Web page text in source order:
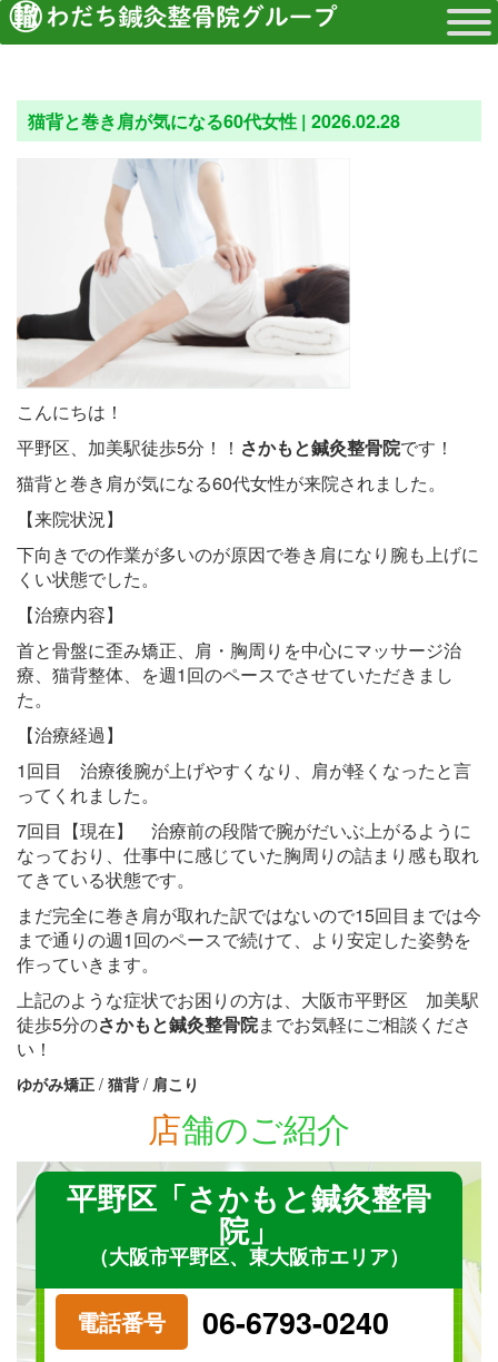
猫背と巻き肩が気になる60代女性 | 2026.02.28
こんにちは！
平野区、加美駅徒歩5分！！ さかもと鍼灸整骨院です！
猫背と巻き肩が気になる60代女性が来院されました。
【来院状況】
下向きでの作業が多いのが原因で巻き肩になり腕も上げに
くい状態でした。
【治療内容】
首と骨盤に歪み矯正、肩・胸周りを中心にマッサージ治
療、猫背整体、を週1回のペースでさせていただきまし
た。
【治療経過】
1回目 治療後腕が上げやすくなり、肩が軽くなったと言
ってくれました。
7回目【現在】 治療前の段階で腕がだいぶ上がるように
なっており、仕事中に感じていた胸周りの詰まり感も取れ
てきている状態です。
まだ完全に巻き肩が取れた訳ではないので15回目までは今
まで通りの週1回のペースで続けて、より安定した姿勢を
作っていきます。
上記のような症状でお困りの方は、大阪市平野区 加美駅
徒歩5分のさかもと鍼灸整骨院までお気軽にご相談くださ
い！
ゆがみ矯正 / 猫背/ 肩こり
店舗のご紹介
平野区「さかもと鍼灸整骨
院」
（大阪市平野区、東大阪市エリア）
電話番号 06-6793-0240